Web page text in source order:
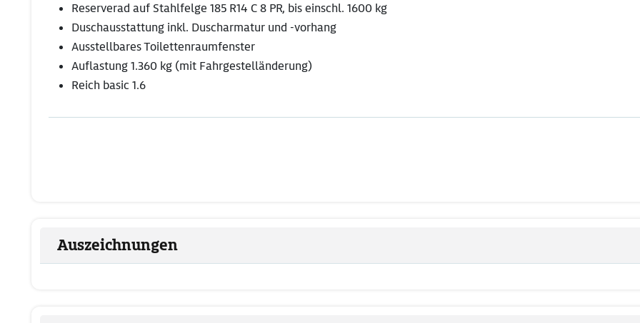
Reserverad auf Stahlfelge 185 R14 C 8 PR, bis einschl. 1600 kg
Duschausstattung inkl. Duscharmatur und -vorhang
Ausstellbares Toilettenraumfenster
Auflastung 1.360 kg (mit Fahrgestelländerung)
Reich basic 1.6
Auszeichnungen